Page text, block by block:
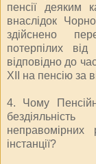
пенсії деяким
внаслідок
здійснено
потерпілих
відповідно до
ХІІ на пенсію за
4. Чому
неправомірних
інстанції?